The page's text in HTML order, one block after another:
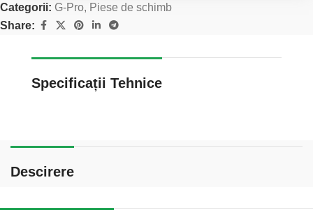
Categorii: G-Pro, Piese de schimb
Share:
Specificații Tehnice
Descirere